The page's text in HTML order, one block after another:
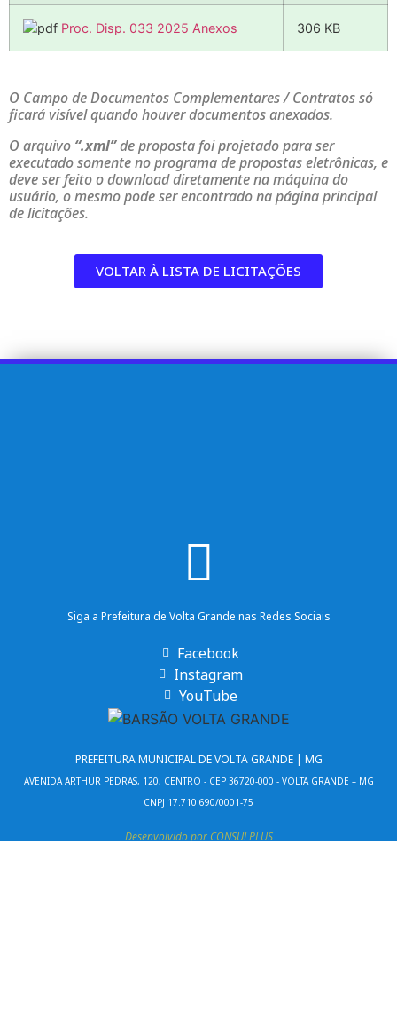
Proc. Disp. 033 2025 Anexos 306 KB
O Campo de Documentos Complementares / Contratos só
ficará visível quando houver documentos anexados.
O arquivo “.xml”de proposta foi projetado para ser
executado somente no programa de propostas eletrônicas, e
deve ser feito o download diretamente na máquina do
usuário, o mesmo pode ser encontrado na página principal
de licitações.
VOLTAR À LISTA DE LICITAÇÕES
Siga a Prefeitura de Volta Grande nas Redes Sociais
Facebook
Instagram
YouTube
PREFEITURA MUNICIPAL DE VOLTA GRANDE | MG
AVENIDA ARTHUR PEDRAS, 120, CENTRO - CEP 36720-000 - VOLTA GRANDE – MG
CNPJ 17.710.690/0001-75
Desenvolvido por CONSULPLUS